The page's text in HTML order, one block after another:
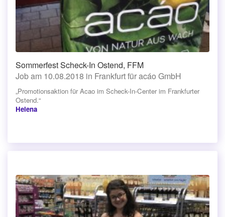
Sommerfest Scheck-In Ostend, FFM
Job am 10.08.2018 in Frankfurt für acáo GmbH
„Promotionsaktion für Acao im Scheck-In-Center im Frankfurter
Ostend.“
Helena